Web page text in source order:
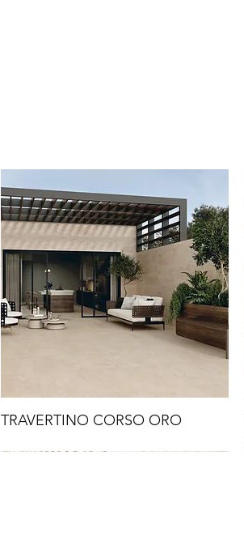
TRAVERTINO CORSO ORO